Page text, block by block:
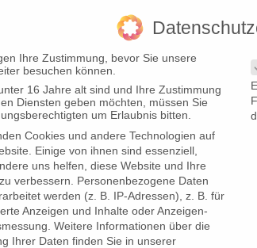
Ihre Zustimmung, bevor Sie unsere
besuchen können.
16 Jahre alt sind und Ihre Zustimmung
Diensten geben möchten, müssen Sie
um Erlaubnis bitten.
Cookies und andere Technologien auf
Einige von ihnen sind essenziell,
uns helfen, diese Website und Ihre
verbessern.
Personenbezogene Daten
werden (z. B. IP-Adressen), z. B. für
Anzeigen und Inhalte oder Anzeigen-
Weitere Informationen über die
Ihrer Daten finden Sie in unserer